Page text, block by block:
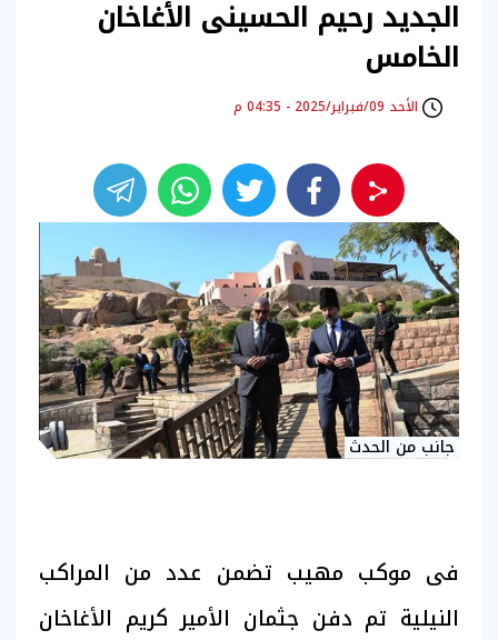
الجديد رحيم الحسينى الأغاخان
الخامس
الأحد 09/فبراير/2025 - 04:35 م
جانب من الحدث
فى موكب مهيب تضمن عدد من المراكب
النيلية تم دفن جثمان الأمير كريم الأغاخان